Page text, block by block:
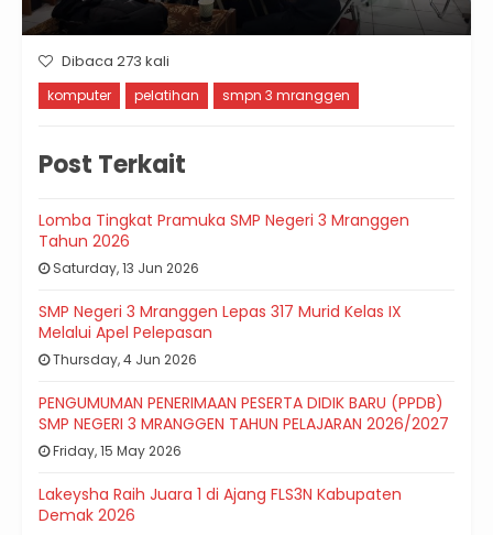
Dibaca 273 kali
komputer pelatihan smpn 3 mranggen
Post Terkait
Lomba Tingkat Pramuka SMP Negeri 3 Mranggen
Tahun 2026
Saturday, 13 Jun 2026
SMP Negeri 3 Mranggen Lepas 317 Murid Kelas IX
Melalui Apel Pelepasan
Thursday, 4 Jun 2026
PENGUMUMAN PENERIMAAN PESERTA DIDIK BARU (PPDB)
SMP NEGERI 3 MRANGGEN TAHUN PELAJARAN 2026/2027
Friday, 15 May 2026
Lakeysha Raih Juara 1 di Ajang FLS3N Kabupaten
Demak 2026